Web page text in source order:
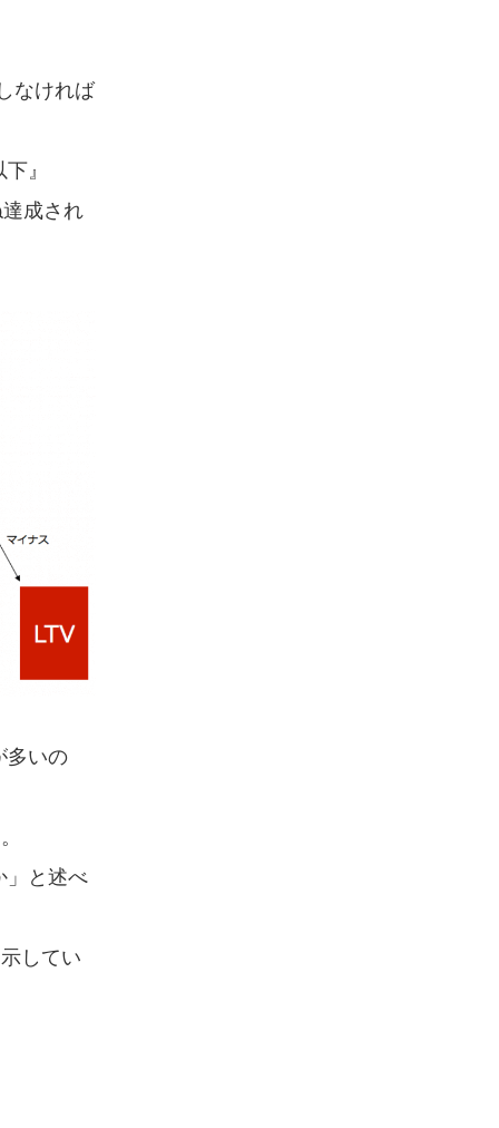
なければ
』
成され
多いの
」と述べ
してい